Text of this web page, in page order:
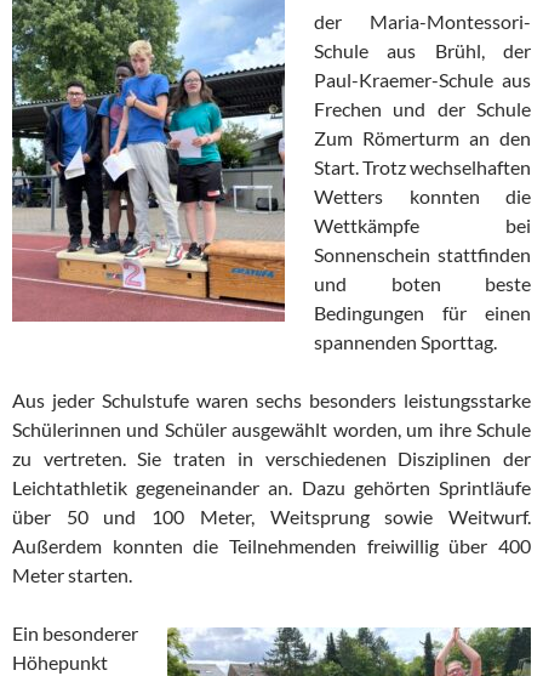
der Maria-Montessori-
Schule aus Brühl, der
Paul-Kraemer-Schule aus
Frechen und der Schule
Zum Römerturm an den
Start. Trotz wechselhaften
Wetters konnten die
Wettkämpfe bei
Sonnenschein stattfinden
und boten beste
Bedingungen für einen
spannenden Sporttag.
Aus jeder Schulstufe waren sechs besonders leistungsstarke
Schülerinnen und Schüler ausgewählt worden, um ihre Schule
zu vertreten. Sie traten in verschiedenen Disziplinen der
Leichtathletik gegeneinander an. Dazu gehörten Sprintläufe
über 50 und 100 Meter, Weitsprung sowie Weitwurf.
Außerdem konnten die Teilnehmenden freiwillig über 400
Meter starten.
Ein besonderer
Höhepunkt